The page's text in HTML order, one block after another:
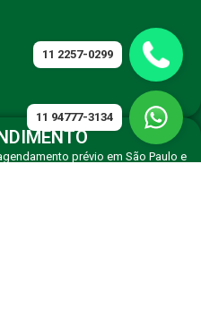
prévio em São Paulo e
11 2257-0299
11 94777-3134